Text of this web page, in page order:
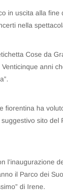
in uscita alla
nella
Cose da
anni
fiorentina ha
sito
l’inaugurazione
il Parco dei
di Irene.